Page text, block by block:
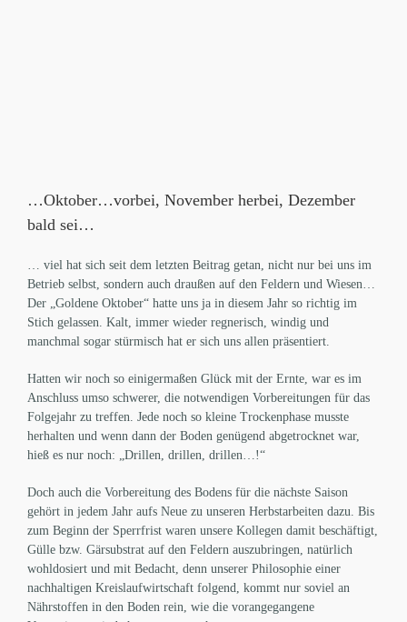
…Oktober…vorbei, November herbei, Dezember
bald sei…
… viel hat sich seit dem letzten Beitrag getan, nicht nur bei uns im
Betrieb selbst, sondern auch draußen auf den Feldern und Wiesen…
Der „Goldene Oktober“ hatte uns ja in diesem Jahr so richtig im
Stich gelassen. Kalt, immer wieder regnerisch, windig und
manchmal sogar stürmisch hat er sich uns allen präsentiert.
Hatten wir noch so einigermaßen Glück mit der Ernte, war es im
Anschluss umso schwerer, die notwendigen Vorbereitungen für das
Folgejahr zu treffen. Jede noch so kleine Trockenphase musste
herhalten und wenn dann der Boden genügend abgetrocknet war,
hieß es nur noch: „Drillen, drillen, drillen…!“
Doch auch die Vorbereitung des Bodens für die nächste Saison
gehört in jedem Jahr aufs Neue zu unseren Herbstarbeiten dazu. Bis
zum Beginn der Sperrfrist waren unsere Kollegen damit beschäftigt,
Gülle bzw. Gärsubstrat auf den Feldern auszubringen, natürlich
wohldosiert und mit Bedacht, denn unserer Philosophie einer
nachhaltigen Kreislaufwirtschaft folgend, kommt nur soviel an
Nährstoffen in den Boden rein, wie die vorangegangene